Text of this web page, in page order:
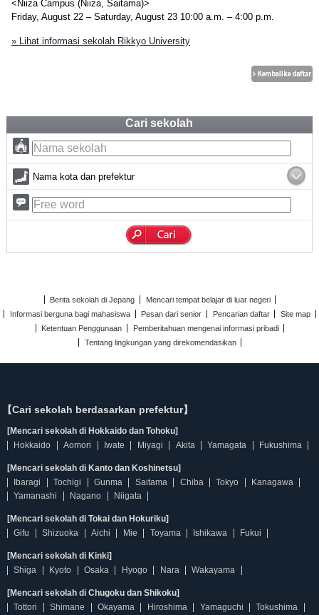
<Niiza Campus (Niiza, Saitama)>
Friday, August 22 – Saturday, August 23 10:00 a.m. – 4:00 p.m.
» Lihat informasi sekolah Rikkyo University
Cari sekolah
Nama kota dan prefektur
Berita sekolah di Jepang
Mencari tempat belajar di luar negeri
Informasi berguna bagi mahasiswa
Pesan dari senior Pencarian daftar
Site map
Ketentuan Penggunaan
Pemberitahuan mengenai informasi pribadi
Tentang lingkungan yang direkomendasikan
【Cari sekolah berdasarkan prefektur】
[Mencari sekolah di Hokkaido dan Tohoku]
Hokkaido
Aomori Iwate Miyagi Akita Yamagata Fukushima
[Mencari sekolah di Kanto dan Koshinetsu]
Ibaragi
Tochigi Gunma Saitama Chiba Tokyo
Kanagawa
Yamanashi
Nagano Niigata
[Mencari sekolah di Tokai dan Hokuriku]
Gifu
Shizuoka Aichi Mie Toyama Ishikawa Fukui
[Mencari sekolah di Kinki]
Shiga
Kyoto Osaka Hyogo Nara Wakayama
[Mencari sekolah di Chugoku dan Shikoku]
Tottori
Shimane Okayama Hiroshima Yamaguchi
Tokushima